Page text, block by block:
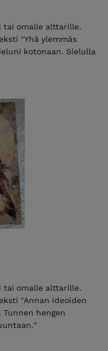
tai omalle alttarille.
"Yhä ylemmäs
kotonaan. Sielulla
tai omalle alttarille.
"Annan ideoiden
hengen